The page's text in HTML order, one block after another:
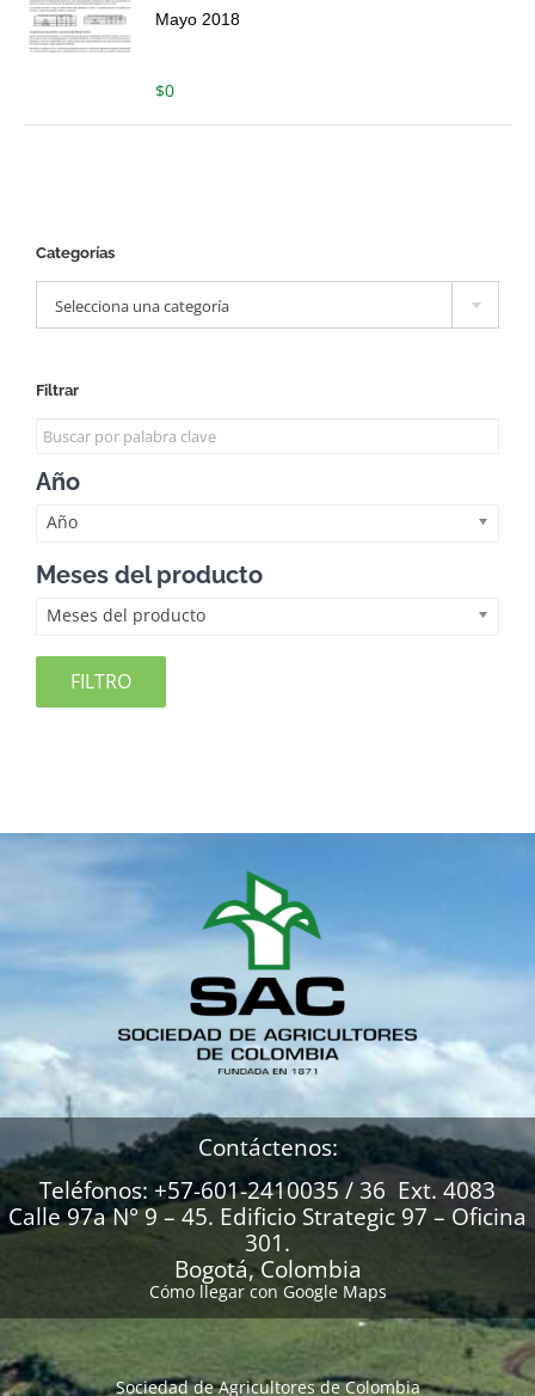
Mayo 2018
$0
Categorías
Selecciona una categoría
Filtrar
Año
Año
Meses del producto
Meses del producto
FILTRO
Contáctenos:
Teléfonos: +57-601-2410035 / 36 Ext. 4083
Calle 97a N° 9 – 45. Edificio Strategic 97 – Oficina
301.
Bogotá, Colombia
Cómo llegar con Google Maps
Sociedad de Agricultores de Colombia